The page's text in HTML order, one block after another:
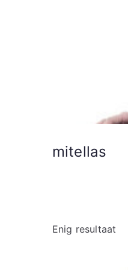
mitellas
Enig resultaat